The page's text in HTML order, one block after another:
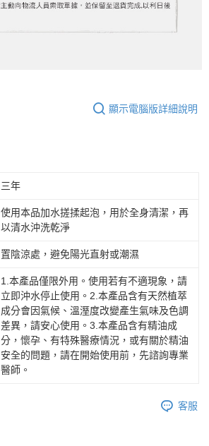
顯示電腦版詳細說明
三年
使用本品加水搓揉起泡，用於全身清潔，再
以清水沖洗乾淨
置陰涼處，避免陽光直射或潮濕
1.本產品僅限外用。使用若有不適現象，請
立即沖水停止使用。2.本產品含有天然植萃
成分會因氣候、溫溼度改變產生氣味及色調
差異，請安心使用。3.本產品含有精油成
分，懷孕、有特殊醫療情況，或有關於精油
安全的問題，請在開始使用前，先諮詢專業
醫師。
客服